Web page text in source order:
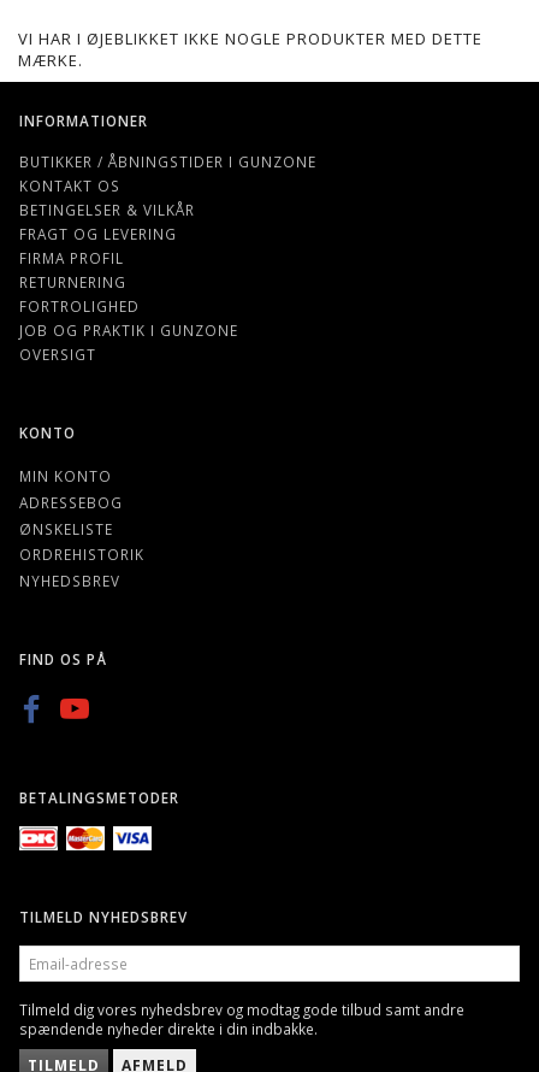
VI HAR I ØJEBLIKKET IKKE NOGLE PRODUKTER MED DETTE
MÆRKE.
INFORMATIONER
BUTIKKER / ÅBNINGSTIDER I GUNZONE
KONTAKT OS
BETINGELSER & VILKÅR
FRAGT OG LEVERING
FIRMA PROFIL
RETURNERING
FORTROLIGHED
JOB OG PRAKTIK I GUNZONE
OVERSIGT
KONTO
MIN KONTO
ADRESSEBOG
ØNSKELISTE
ORDREHISTORIK
NYHEDSBREV
FIND OS PÅ
BETALINGSMETODER
TILMELD NYHEDSBREV
EMAIL-
ADRESSE
Tilmeld dig vores nyhedsbrev og modtag gode tilbud samt andre
spændende nyheder direkte i din indbakke.
TILMELD AFMELD